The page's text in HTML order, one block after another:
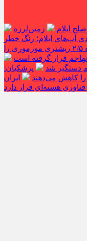
زمین‌لرزه
آب‌های ایلام؛ زنگ خطر
زمین‌لرزه ۲/۵ ریشتری مورموری را
دستگیر شد
پزشکیان:
را کاهش می‌دهند
ایران